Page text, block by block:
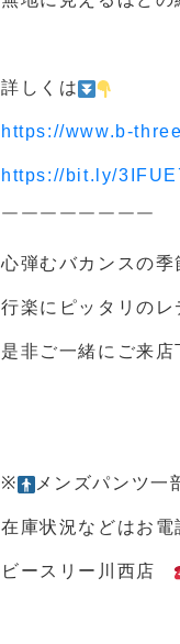
詳しくは
https://www.b-
https://bit.ly/
￣￣￣￣￣￣￣￣
心弾むバカンスの季
行楽にピッタリの
是非ご一緒にご来
※ メンズパンツ一
在庫状況などはお
ビースリー川西店